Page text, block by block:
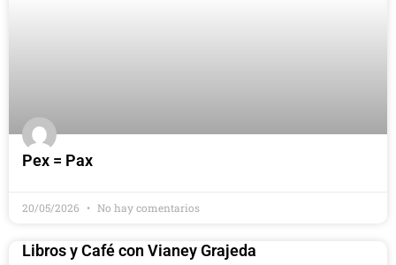
Pex = Pax
20/05/2026 No hay comentarios
Libros y Café con Vianey Grajeda